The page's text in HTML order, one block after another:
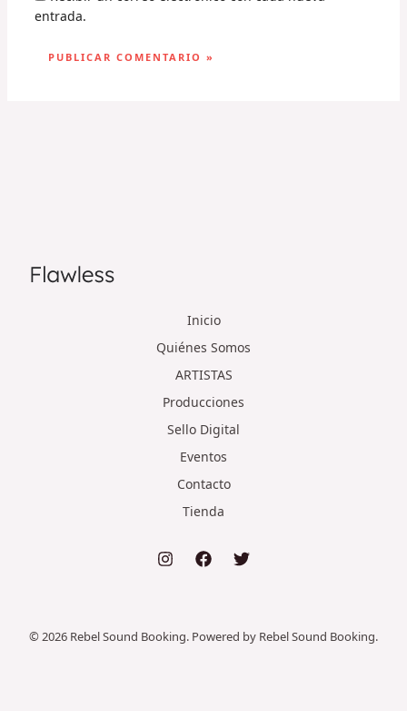
entrada.
Inicio
Quiénes Somos
ARTISTAS
Producciones
Sello Digital
Eventos
Contacto
Tienda
© 2026 Rebel Sound Booking. Powered by Rebel Sound Booking.